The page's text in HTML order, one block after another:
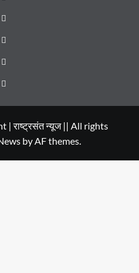
SERIES
TO
Dehradun
Smart
City
Life
in
Dehradun
Places
to
in
Dehradun
सम्पर्क
| राष्ट्रसंत न्यूज || All rights
by AF themes.